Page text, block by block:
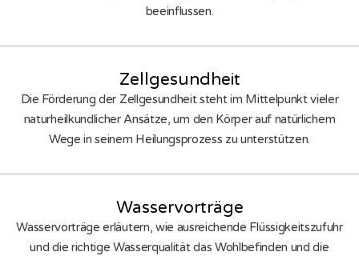
beeinflussen.
Zellgesundheit
Die Förderung der Zellgesundheit steht im Mittelpunkt vieler
naturheilkundlicher Ansätze, um den Körper auf natürlichem
Wege in seinem Heilungsprozess zu unterstützen.
Wasservorträge
Wasservorträge erläutern, wie ausreichende Flüssigkeitszufuhr
und die richtige Wasserqualität das Wohlbefinden und die